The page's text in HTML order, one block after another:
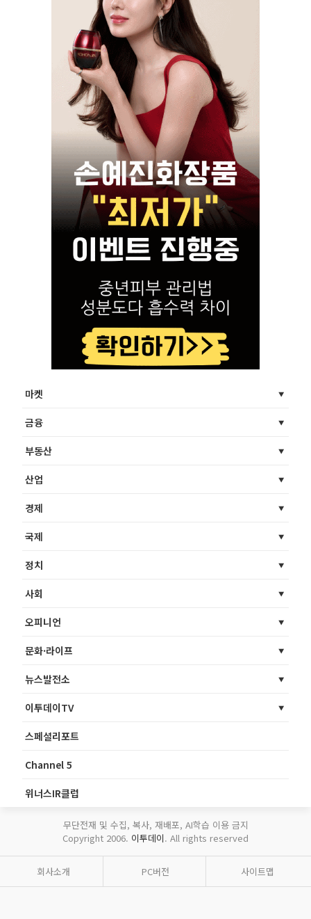
마켓
금융
부동산
산업
경제
국제
정치
사회
오피니언
문화·라이프
뉴스발전소
이투데이TV
스페셜리포트
Channel 5
위너스IR클럽
무단전재 및 수집, 복사, 재배포, AI학습 이용 금지
Copyright 2006. 이투데이. All rights reserved
회사소개 PC버전 사이트맵